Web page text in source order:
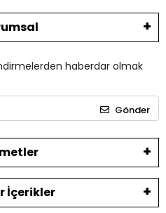
haberdar olmak
Gönder
İçerikler